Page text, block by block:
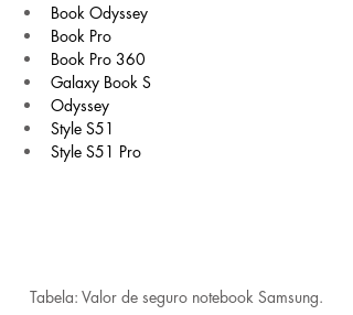
Book Odyssey
Book Pro
Book Pro 360
Galaxy Book S
Odyssey
Style S51
Style S51 Pro
Tabela: Valor de seguro notebook Samsung.